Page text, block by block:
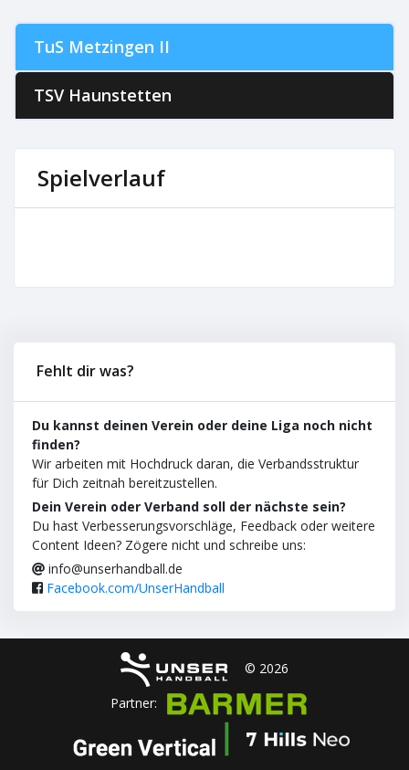
TuS Metzingen II
TSV Haunstetten
Spielverlauf
Fehlt dir was?
Du kannst deinen Verein oder deine Liga noch nicht
finden?
Wir arbeiten mit Hochdruck daran, die Verbandsstruktur
für Dich zeitnah bereitzustellen.
Dein Verein oder Verband soll der nächste sein?
Du hast Verbesserungsvorschläge, Feedback oder weitere
Content Ideen? Zögere nicht und schreibe uns:
info@unserhandball.de
Facebook.com/UnserHandball
© 2026
Partner: